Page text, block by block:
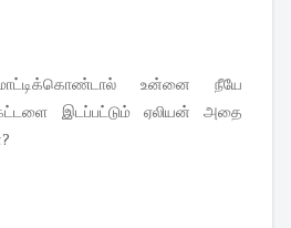
உன்னை நீயே
இடப்பட்டும் ஏலியன் அதை